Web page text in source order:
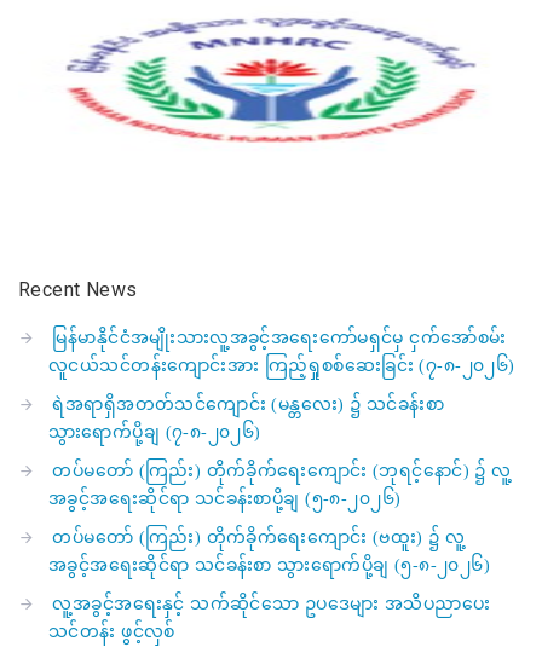
Recent News
မြန်မာနိုင်ငံအမျိုးသားလူ့အခွင့်အရေးကော်မရှင်မှ ငှက်အော်စမ်း
လူငယ်သင်တန်းကျောင်းအား ကြည့်ရှုစစ်ဆေးခြင်း (၇-၈-၂၀၂၆)
ရဲအရာရှိအတတ်သင်ကျောင်း (မန္တလေး) ၌ သင်ခန်းစာ
သွားရောက်ပို့ချ (၇-၈-၂၀၂၆)
တပ်မတော် (ကြည်း) တိုက်ခိုက်ရေးကျောင်း (ဘုရင့်နောင်) ၌ လူ့
အခွင့်အရေးဆိုင်ရာ သင်ခန်းစာပို့ချ (၅-၈-၂၀၂၆)
တပ်မတော် (ကြည်း) တိုက်ခိုက်ရေးကျောင်း (ဗထူး) ၌ လူ့
အခွင့်အရေးဆိုင်ရာ သင်ခန်းစာ သွားရောက်ပို့ချ (၅-၈-၂၀၂၆)
လူ့အခွင့်အရေးနှင့် သက်ဆိုင်သော ဥပဒေများ အသိပညာပေး
သင်တန်း ဖွင့်လှစ်